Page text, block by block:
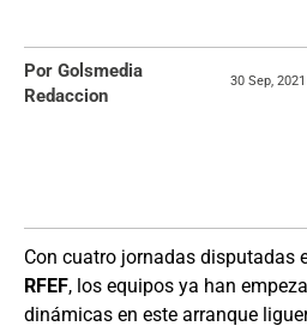
Con cuatro jornadas disputadas
RFEF, los equipos ya han
dinámicas en este arranque
Por Golsmedia
Redaccion
30 Sep,